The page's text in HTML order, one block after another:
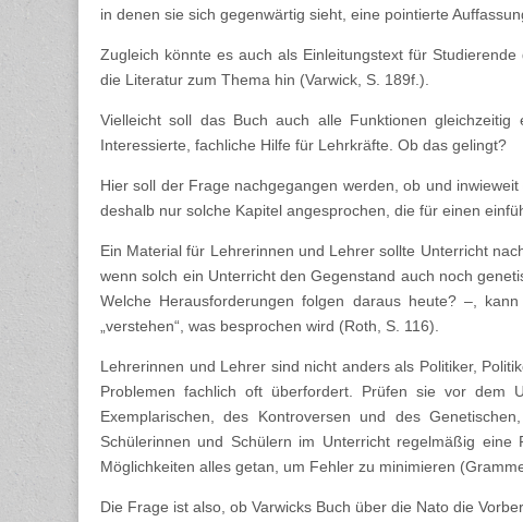
in denen sie sich gegenwärtig sieht, eine pointierte
Zugleich könnte es auch als Einleitungstext für
die Literatur zum Thema hin (Varwick, S. 189f.).
Vielleicht soll das Buch auch alle Funktionen
Interessierte, fachliche Hilfe für Lehrkräfte. Ob das gelingt?
Hier soll der Frage nachgegangen werden, ob und
deshalb nur solche Kapitel angesprochen, die für einen
Ein Material für Lehrerinnen und Lehrer sollte Unterricht
wenn solch ein Unterricht den Gegenstand auch noch
Welche Herausforderungen folgen daraus heute? –,
„verstehen“, was besprochen wird (Roth, S. 116).
Lehrerinnen und Lehrer sind nicht anders als Politiker,
Problemen fachlich oft überfordert. Prüfen sie vor dem
Exemplarischen, des Kontroversen und des
Schülerinnen und Schülern im Unterricht regelmäßig
Möglichkeiten alles getan, um Fehler zu minimieren
Die Frage ist also, ob Varwicks Buch über die Nato die